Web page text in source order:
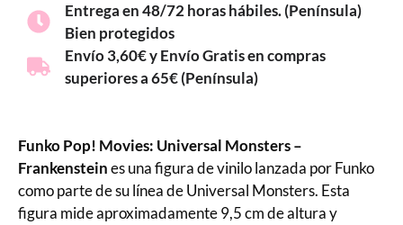
Entrega en 48/72 horas hábiles. (Península)
Bien protegidos
Envío 3,60€ y Envío Gratis en compras
superiores a 65€ (Península)
Funko Pop! Movies: Universal Monsters –
Frankensteines una figura de vinilo lanzada por Funko
como parte de su línea de Universal Monsters. Esta
figura mide aproximadamente 9,5 cm de altura y